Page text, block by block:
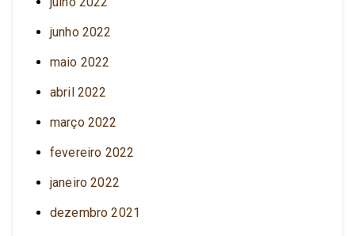
junho 2022
maio 2022
abril 2022
março 2022
fevereiro 2022
janeiro 2022
dezembro 2021